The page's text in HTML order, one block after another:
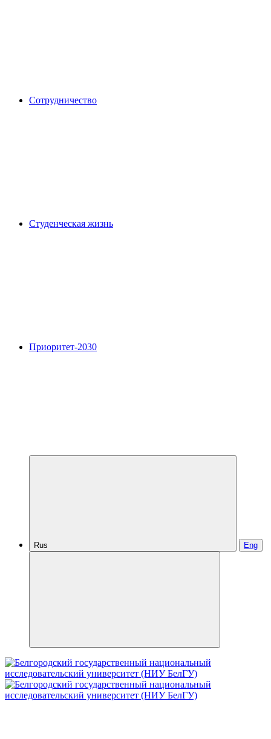
Сотрудничество
Студенческая жизнь
Приоритет-2030
Rus Eng